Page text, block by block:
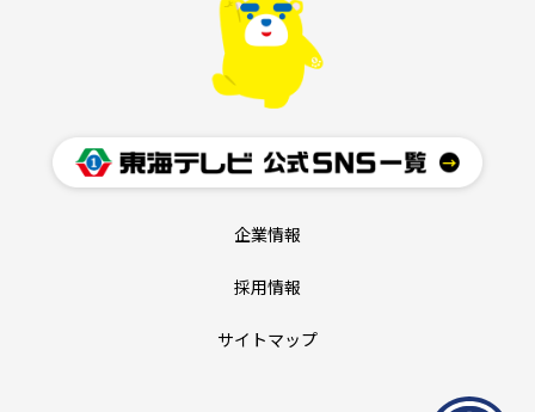
企業情報
採用情報
サイトマップ